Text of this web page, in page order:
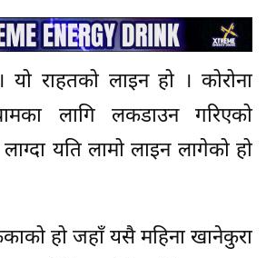
राहतको लाइन हो । कोरोना
लागि लकडाउन गरिएको
यति लामो लाइन लागेको हो
हो जहाँ यसै महिना खानेकुरा